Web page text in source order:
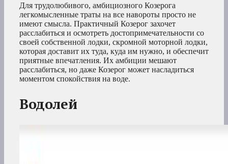
Для трудолюбивого, амбициозного Козерога
легкомысленные траты на все навороты просто не
имеют смысла. Практичный Козерог захочет
расслабиться и осмотреть достопримечательности со
своей собственной лодки, скромной моторной лодки,
которая доставит их туда, куда им нужно, и обеспечит
приятные впечатления. Их амбиции мешают
расслабиться, но даже Козерог может насладиться
моментом спокойствия на воде.
Водолей